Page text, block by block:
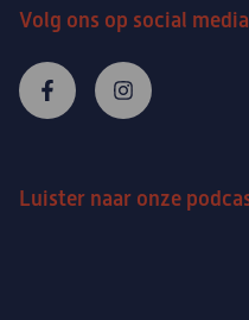
Volg ons op social media
Luister naar onze